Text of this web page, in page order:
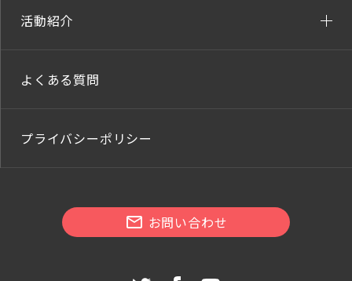
活動紹介
よくある質問
プライバシーポリシー
お問い合わせ